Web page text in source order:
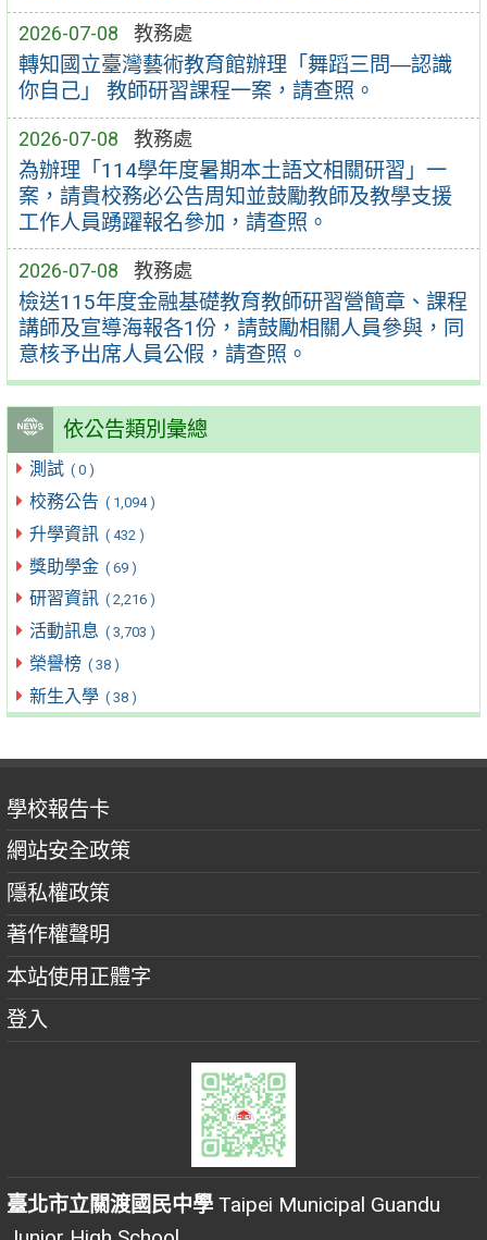
2026-07-08 教務處
轉知國立臺灣藝術教育館辦理「舞蹈三問―認識
你自己」 教師研習課程一案，請查照。
2026-07-08 教務處
為辦理「114學年度暑期本土語文相關研習」一
案，請貴校務必公告周知並鼓勵教師及教學支援
工作人員踴躍報名參加，請查照。
2026-07-08 教務處
檢送115年度金融基礎教育教師研習營簡章、課程
講師及宣導海報各1份，請鼓勵相關人員參與，同
意核予出席人員公假，請查照。
依公告類別彙總
測試 ( 0 )
校務公告 ( 1,094 )
升學資訊 ( 432 )
獎助學金 ( 69 )
研習資訊 ( 2,216 )
活動訊息 ( 3,703 )
榮譽榜 ( 38 )
新生入學 ( 38 )
學校報告卡
網站安全政策
隱私權政策
著作權聲明
本站使用正體字
登入
臺北市立關渡國民中學 Taipei Municipal Guandu